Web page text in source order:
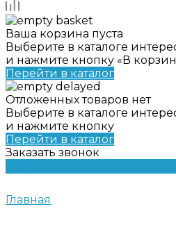
Ваша корзина пуста
Выберите в каталоге
и нажмите кнопку «В
Перейти в каталог
Отложенных товаров нет
Выберите в каталоге
и нажмите кнопку
Перейти в каталог
Заказать звонок
Главная